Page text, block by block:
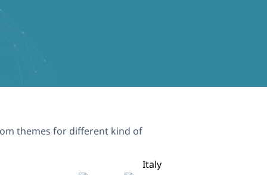
themes for different kind of
Italy